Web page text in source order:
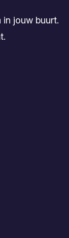
in jouw buurt.